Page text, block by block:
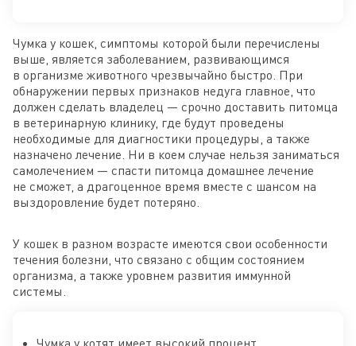
Чумка у кошек, симптомы которой были перечислены
выше, является заболеванием, развивающимся
в организме животного чрезвычайно быстро. При
обнаружении первых признаков недуга главное, что
должен сделать владелец — срочно доставить питомца
в ветеринарную клинику, где будут проведены
необходимые для диагностики процедуры, а также
назначено лечение. Ни в коем случае нельзя заниматься
самолечением — спасти питомца домашнее лечение
не сможет, а драгоценное время вместе с шансом на
выздоровление будет потеряно.
У кошек в разном возрасте имеются свои особенности
течения болезни, что связано с общим состоянием
организма, а также уровнем развития иммунной
системы.
Чумка у котят имеет высокий процент